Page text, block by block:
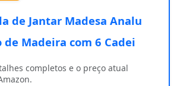
de Jantar Madesa Analu
de Madeira com 6 Cadei
completos e o preço atual